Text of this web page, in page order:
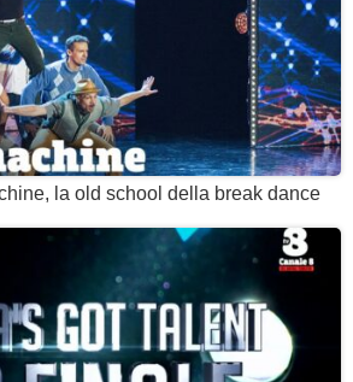
la old school della break dance